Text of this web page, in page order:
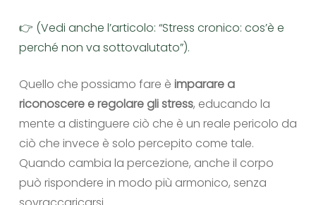
👉 (Vedi anche l’articolo: “Stress cronico: cos’è e
perché non va sottovalutato”).
Quello che possiamo fare è imparare a
riconoscere e regolare gli stress, educando la
mente a distinguere ciò che è un reale pericolo da
ciò che invece è solo percepito come tale.
Quando cambia la percezione, anche il corpo
può rispondere in modo più armonico, senza